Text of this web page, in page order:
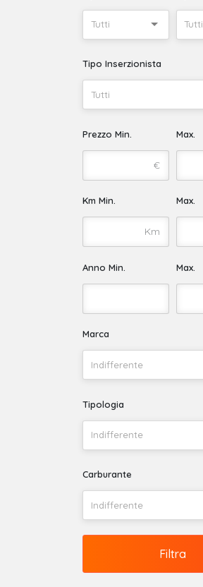
Tutti Tutti
Tipo Inserzionista
Tutti
Prezzo Min.
€
Max.
Km Min.
Km
Max.
Anno Min. Max.
Marca
Indifferente
Tipologia
Indifferente
Carburante
Indifferente
Filtra